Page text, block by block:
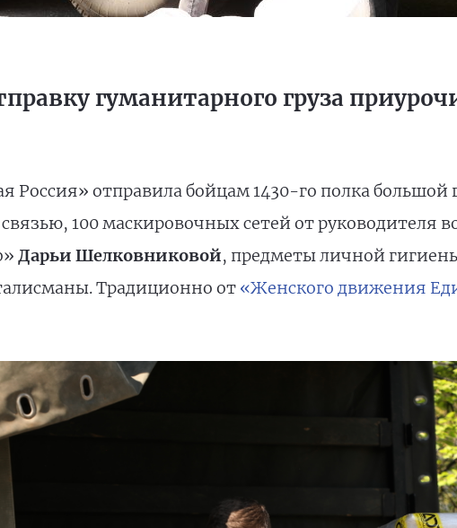
гуманитарного груза
Россия» отправила бойцам 1430-го полка большой
100 маскировочных сетей от руководителя
Дарьи Шелковниковой, предметы личной
Традиционно от «Женского движения